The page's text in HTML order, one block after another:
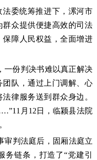
委统筹推进下，漯河市
众提供便捷高效的司法
障人民权益，全面增进
一份判决书难以真正解决
队，通过上门调解、心
律服务送到群众身边。
月12日，临颍县法院
审判法庭后，固厢法庭立
链条，打造了“党建引